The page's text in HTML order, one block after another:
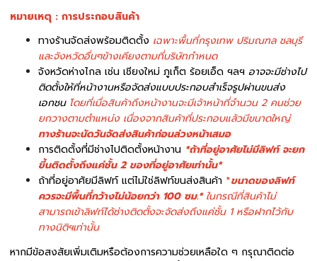
หมายเหตุ : การประกอบสินค้า
ทางร้านจัดส่งพร้อมติดตั้ง เฉพาะพื้นที่กรุงเทพ ปริมณฑล ชลบุรี
และจังหวัดอื่นๆข้างเคียงตามที่บริษัทกำหนด
จังหวัดห่างไกล เช่น เชียงใหม่ ภูเก็ต ร้อยเอ็ด ฯลฯ อาจจะมีช่างไป
ติดตั้งให้ที่หน้างานหรือจัดส่งแบบประกอบสำเร็จรูปผ่านขนส่ง
เอกชน โดยที่เมื่อสินค้าถึงหน้างานจะมีเจ้าหน้าที่จำนวน 2 คนช่วย
ยกวางตามตำแหน่ง เนื่องจากสินค้าที่ประกอบแล้วมีขนาดใหญ่
ทางร้านจะนัดวันจัดส่งสินค้าก่อนล่วงหน้าเสมอ
การติดตั้งที่มีช่างไปติดตั้งหน้างาน *ถ้าที่อยู่อาศัยไม่มีลิฟท์ จะยก
ขึ้นติดตั้งถึงแค่ชั้น 2 ของที่อยู่อาศัยเท่านั้น*
ถ้าที่อยู่อาศัยมีลิฟท์ แต่ไม่ใช่ลิฟท์ขนส่งสินค้า *ขนาดของลิฟท์
ควรจะมีพื้นที่กว้างไม่น้อยกว่า 100 ซม.*ในกรณีที่สินค้าไม่
สามารถเข้าลิฟท์ได้ช่างติดตั้งจะจัดส่งถึงแค่ชั้น 1 หรือฝากไว้กับ
ทางนิติฯเท่านั้น
หากมีข้อสงสัยเพิ่มเติมหรือต้องการความช่วยเหลือใด ๆ กรุณาติดต่อ